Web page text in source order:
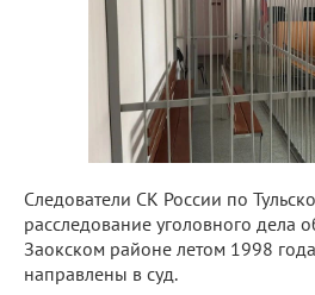
Следователи СК России по
расследование уголовного дела
Заокском районе летом 1998
направлены в суд.